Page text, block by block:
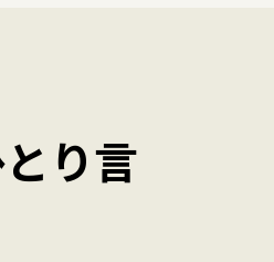
り言